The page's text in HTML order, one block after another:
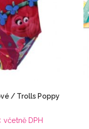
/ Trolls Poppy
včetně DPH